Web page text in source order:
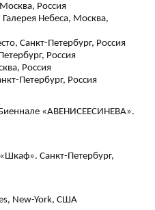
Россия
Небеса, Москва,
Санкт-Петербург, Россия
Россия
Россия
Петербург, Россия
«АВЕНИСЕЕСИНЕВА».
Санкт-Петербург,
New-York, США